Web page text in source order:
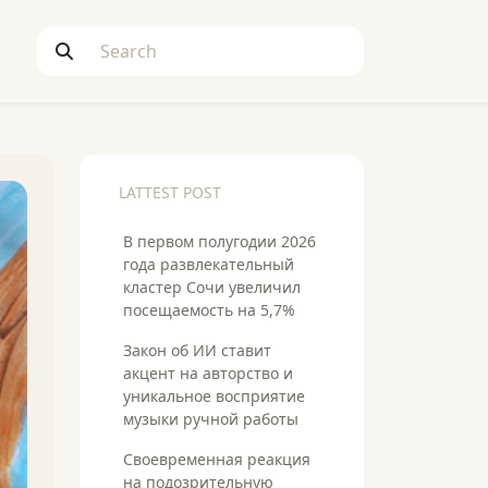
LATTEST POST
В первом полугодии 2026
года развлекательный
кластер Сочи увеличил
посещаемость на 5,7%
Закон об ИИ ставит
акцент на авторство и
уникальное восприятие
музыки ручной работы
Своевременная реакция
на подозрительную